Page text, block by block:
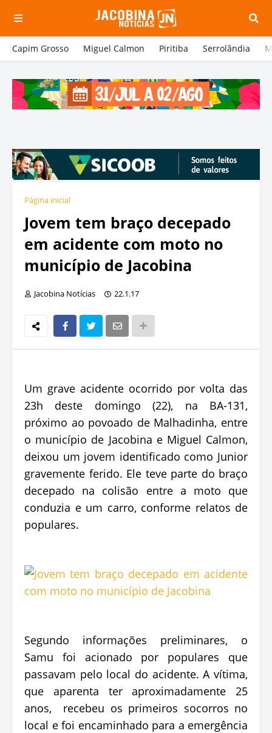
Capim Grosso Miguel Calmon Piritiba Serrolândia
Página inicial
Jovem tem braço decepado
em acidente com moto no
município de Jacobina
Jacobina Notícias 22.1.17
Um grave acidente ocorrido por volta das
23h deste domingo (22), na BA-131,
próximo ao povoado de Malhadinha, entre
o município de Jacobina e Miguel Calmon,
deixou um jovem identificado como Junior
gravemente ferido. Ele teve parte do braço
decepado na colisão entre a moto que
conduzia e um carro, conforme relatos de
populares.
Segundo informações preliminares, o
Samu foi acionado por populares que
passavam pelo local do acidente. A vítima,
que aparenta ter aproximadamente 25
anos, recebeu os primeiros socorros no
local e foi encaminhado para a emergência